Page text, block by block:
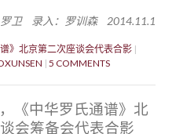
罗卫 录入：罗训森 2014.11.1
》北京第二次座谈会代表合影
5 COMMENTS
《中华罗氏通谱》北
会筹备会代表合影